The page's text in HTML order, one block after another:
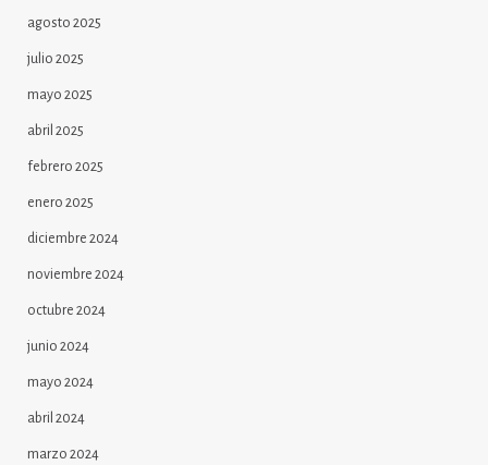
agosto 2025
julio 2025
mayo 2025
abril 2025
febrero 2025
enero 2025
diciembre 2024
noviembre 2024
octubre 2024
junio 2024
mayo 2024
abril 2024
marzo 2024